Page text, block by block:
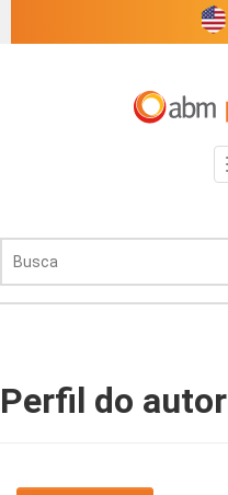
Perfil do autor